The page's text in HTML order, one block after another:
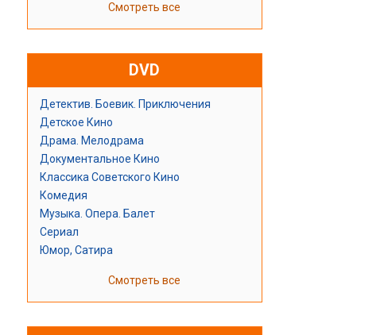
Смотреть все
DVD
Детектив. Боевик. Приключения
Детское Кино
Драма. Мелодрама
Документальное Кино
Классика Советского Кино
Комедия
Музыка. Опера. Балет
Сериал
Юмор, Сатира
Смотреть все